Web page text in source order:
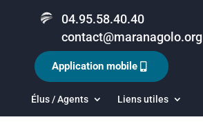
04.95.58.40.40
contact@maranagolo.org
Élus / Agents Liens utiles
Application mobile